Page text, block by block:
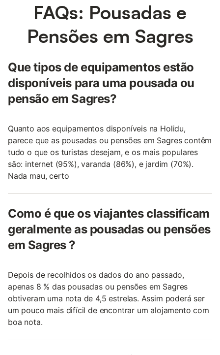
FAQs: Pousadas e
Pensões em Sagres
Que tipos de equipamentos estão
disponíveis para uma pousada ou
pensão em Sagres?
Quanto aos equipamentos disponíveis na Holidu,
parece que as pousadas ou pensões em Sagres contêm
tudo o que os turistas desejam, e os mais populares
são: internet (95%), varanda (86%), e jardim (70%).
Nada mau, certo
Como é que os viajantes classificam
geralmente as pousadas ou pensões
em Sagres ?
Depois de recolhidos os dados do ano passado,
apenas 8 % das pousadas ou pensões em Sagres
obtiveram uma nota de 4,5 estrelas. Assim poderá ser
um pouco mais difícil de encontrar um alojamento com
boa nota.